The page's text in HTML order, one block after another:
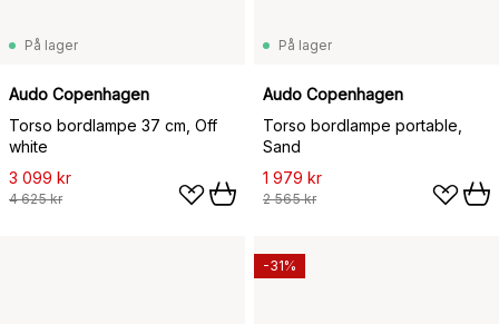
På lager
Audo Copenhagen
Torso bordlampe 37 cm, Off
white
3 099 kr
4 625 kr
På lager
Audo Copenhagen
Torso bordlampe portable,
Sand
1 979 kr
2 565 kr
-31%